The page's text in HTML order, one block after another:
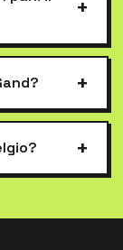
+
+
+